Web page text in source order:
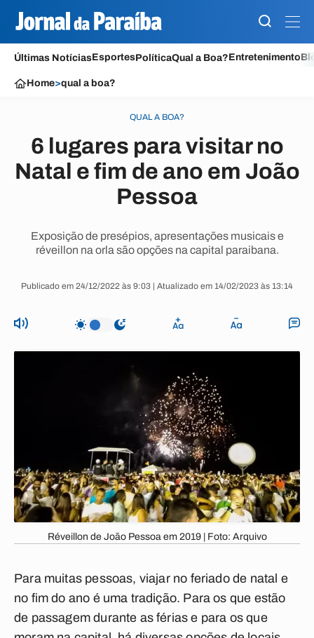
Últimas NotíciasEsportesPolíticaQual a Boa?Entretenimento
Home>qual a boa?
QUAL A BOA?
6 lugares para visitar no
Natal e fim de ano em João
Pessoa
Exposição de presépios, apresentações musicais e
réveillon na orla são opções na capital paraibana.
Publicado em 24/12/2022 às 9:03 | Atualizado em 14/02/2023 às 13:14
Réveillon de João Pessoa em 2019 | Foto: Arquivo
Para muitas pessoas, viajar no feriado de natal e
no fim do ano é uma tradição. Para os que estão
de passagem durante as férias e para os que